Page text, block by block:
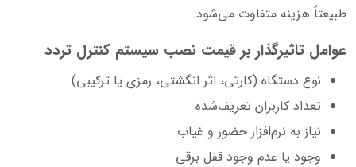
طبیعتاً هزینه متفاوت می‌شود.
عوامل تاثیرگذار بر قیمت نصب سیستم کنترل تردد
نوع دستگاه (کارتی، اثر انگشتی، رمزی یا ترکیبی)
تعداد کاربران تعریف‌شده
نیاز به نرم‌افزار حضور و غیاب
وجود یا عدم وجود قفل برقی